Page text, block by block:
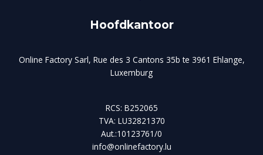
Hoofdkantoor
Online Factory Sarl, Rue des 3 Cantons 35b te 3961 Ehlange,
Luxemburg
RCS: B252065
TVA: LU32821370
Aut.:10123761/0
info@onlinefactory.lu